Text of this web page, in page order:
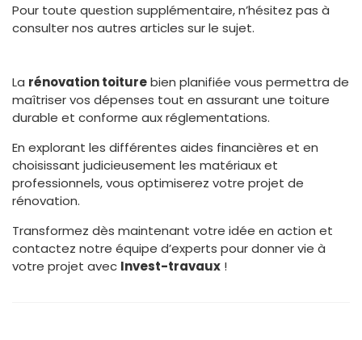
Pour toute question supplémentaire, n’hésitez pas à
consulter nos autres articles sur le sujet.
La rénovation toiturebien planifiée vous permettra de
maîtriser vos dépenses tout en assurant une toiture
durable et conforme aux réglementations.
En explorant les différentes aides financières et en
choisissant judicieusement les matériaux et
professionnels, vous optimiserez votre projet de
rénovation.
Transformez dès maintenant votre idée en action et
contactez notre équipe d’experts pour donner vie à
votre projet avec Invest-travaux !